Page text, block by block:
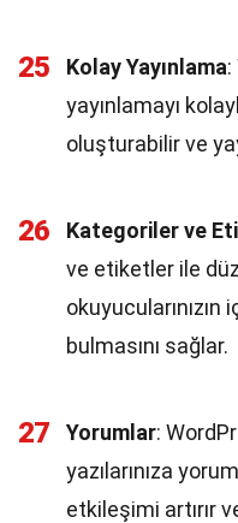
25 Kolay Yayınlama
yayınlamayı
oluşturabilir ve
26 Kategoriler ve
ve etiketler ile
bulmasını sağlar.
27 Yorumlar:
yazılarınıza
etkileşimi artırır